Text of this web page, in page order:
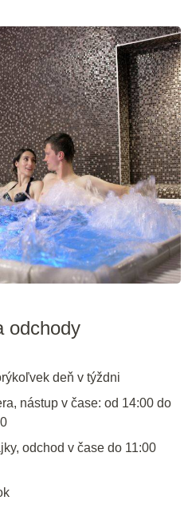
odchody
deň v týždni
nástup v čase: od 14:00 do
odchod v čase do 11:00